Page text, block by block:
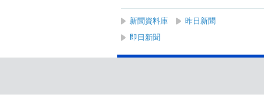
新聞資料庫 昨日新聞
即日新聞